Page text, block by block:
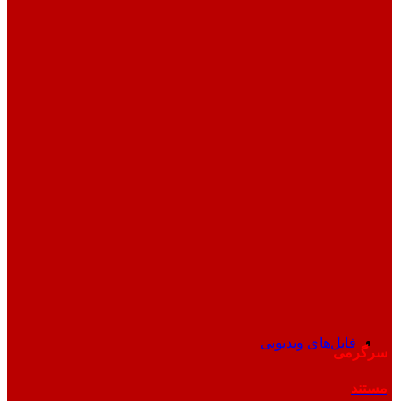
فایل‌های ویدیویی
سرگرمی
مستند